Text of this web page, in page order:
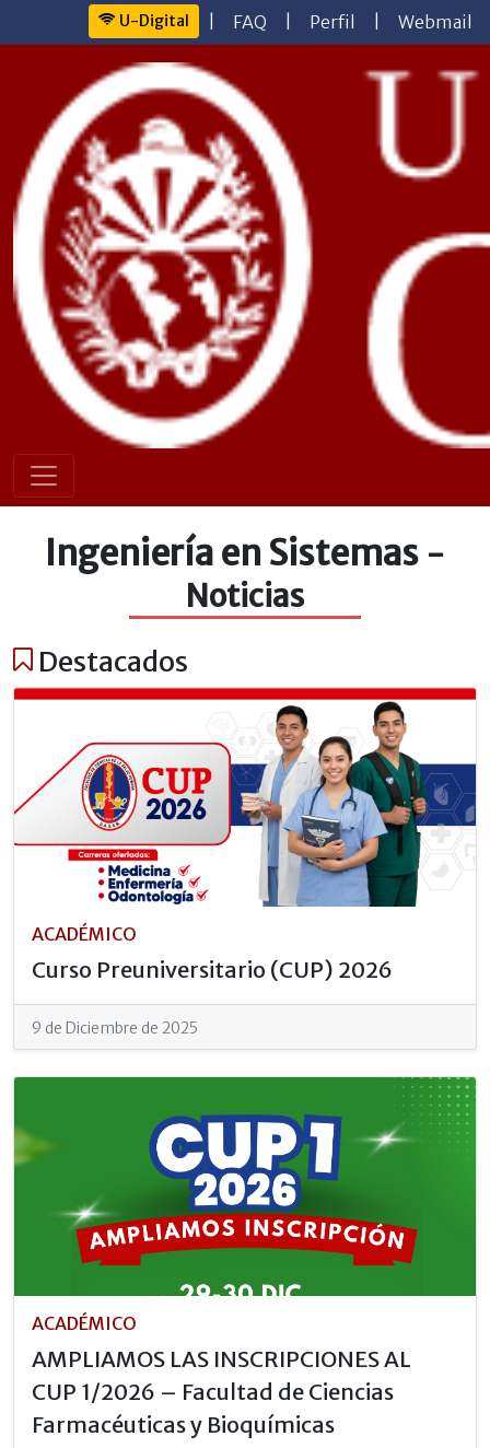
U-Digital FAQ Perfil Webmail
Ingeniería en Sistemas -
Noticias
Destacados
ACADÉMICO
Curso Preuniversitario (CUP) 2026
9 de Diciembre de 2025
ACADÉMICO
AMPLIAMOS LAS INSCRIPCIONES AL
CUP 1/2026 – Facultad de Ciencias
Farmacéuticas y Bioquímicas